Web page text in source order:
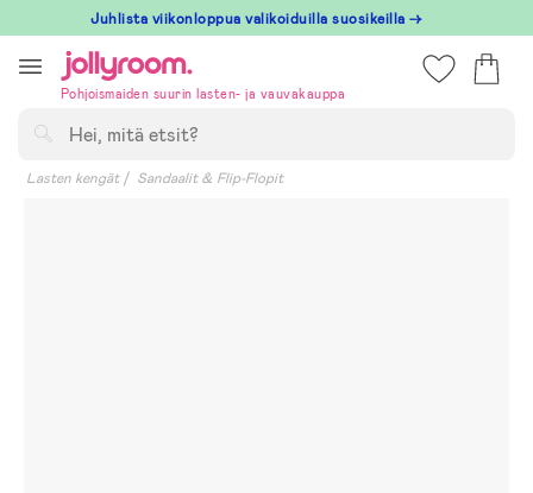
till
innehållet
Juhlista viikonloppua valikoiduilla suosikeilla →
Pohjoismaiden suurin lasten- ja vauvakauppa
Lasten kengät Sandaalit & Flip-Flopit